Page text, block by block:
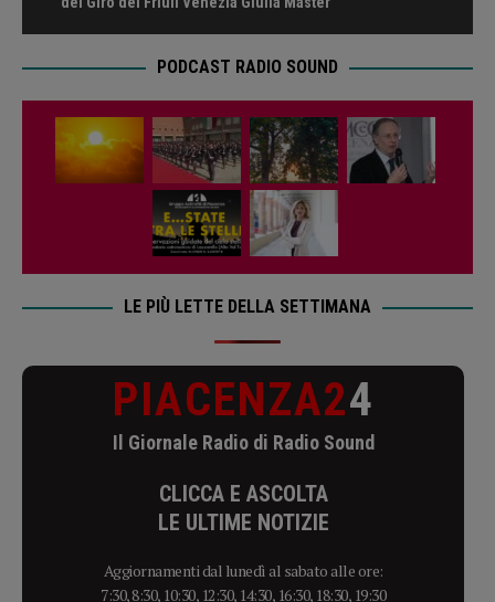
PODCAST RADIO SOUND
LE PIÙ LETTE DELLA SETTIMANA
PIACENZA24
Il Giornale Radio di Radio Sound
CLICCA E ASCOLTA
LE ULTIME NOTIZIE
Aggiornamenti dal lunedì al sabato alle ore:
7:30, 8:30, 10:30, 12:30, 14:30, 16:30, 18:30, 19:30